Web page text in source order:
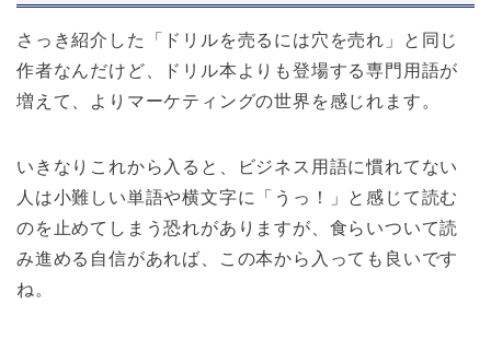
さっき紹介した「ドリルを売るには穴を売れ」と同じ
作者なんだけど、ドリル本よりも登場する専門用語が
増えて、よりマーケティングの世界を感じれます。
いきなりこれから入ると、ビジネス用語に慣れてない
人は小難しい単語や横文字に「うっ！」と感じて読む
のを止めてしまう恐れがありますが、食らいついて読
み進める自信があれば、この本から入っても良いです
ね。